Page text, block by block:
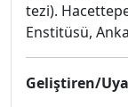
tezi).
Enstitüsü,
Geliştiren/